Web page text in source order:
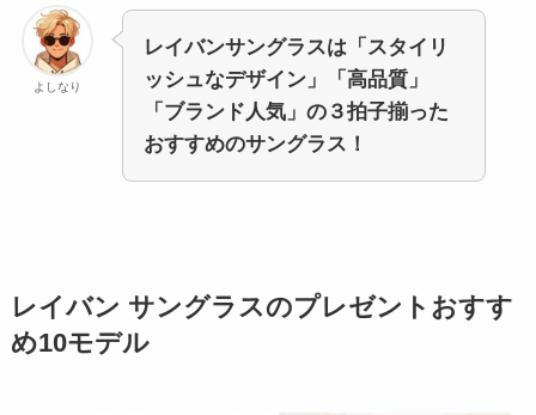
よしなり
レイバンサングラスは「スタイリ
ッシュなデザイン」「高品質」
「ブランド人気」の３拍子揃った
おすすめのサングラス！
レイバン サングラスのプレゼントおすす
め10モデル